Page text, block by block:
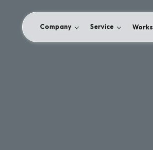
Company Service Works